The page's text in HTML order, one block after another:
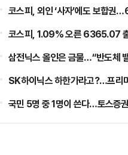
코스피, 외인 ‘사자’에도 보합권
코스피, 1.09% 오른 6365.07
삼전닉스 올인은 금물…“반도체
SK하이닉스 하한가라고?…프리
국민 5명 중 1명이 쓴다…토스증